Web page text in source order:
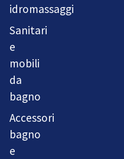
idromassaggi
Sanitari
e
mobili
da
bagno
Accessori
bagno
e